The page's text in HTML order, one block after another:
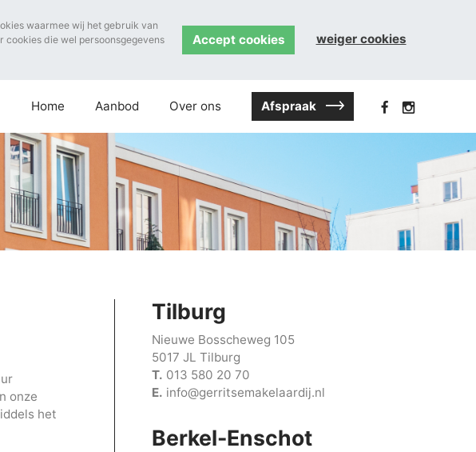
waarmee wij het gebruik van
cookies die wel persoonsgegevens
Accept cookies weiger cookies
Home Aanbod Over ons Afspraak
onze
het
Tilburg
Nieuwe Bosscheweg 105
5017 JL Tilburg
T. 013 580 20 70
E. info@gerritsemakelaardij.nl
Berkel-Enschot